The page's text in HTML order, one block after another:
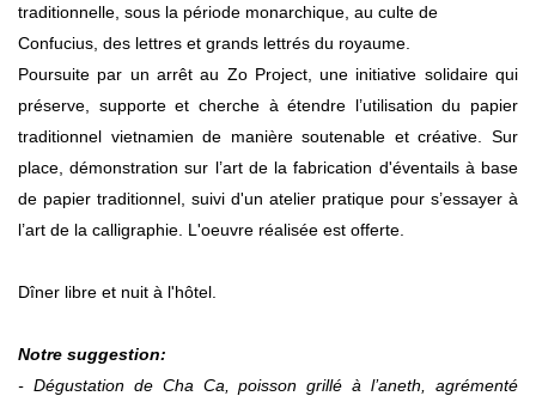
traditionnelle, sous la période monarchique, au culte de
Confucius, des lettres et grands lettrés du royaume.
Poursuite par un arrêt au Zo Project, une initiative solidaire qui
préserve, supporte et cherche à étendre l’utilisation du papier
traditionnel vietnamien de manière soutenable et créative. Sur
place, démonstration sur l’art de la fabrication d'éventails à base
de papier traditionnel, suivi d'un atelier pratique pour s’essayer à
l’art de la calligraphie. L'oeuvre réalisée est offerte.
Dîner libre et nuit à l'hôtel.
Notre suggestion:
- Dégustation de Cha Ca, poisson grillé à l’aneth, agrémenté